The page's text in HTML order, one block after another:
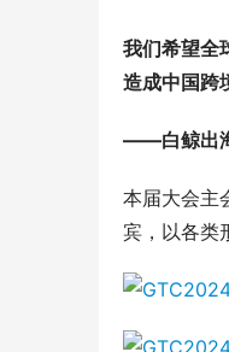
我们希望全
造成中国跨
——白鲸出
本届大会主
宾，以各类